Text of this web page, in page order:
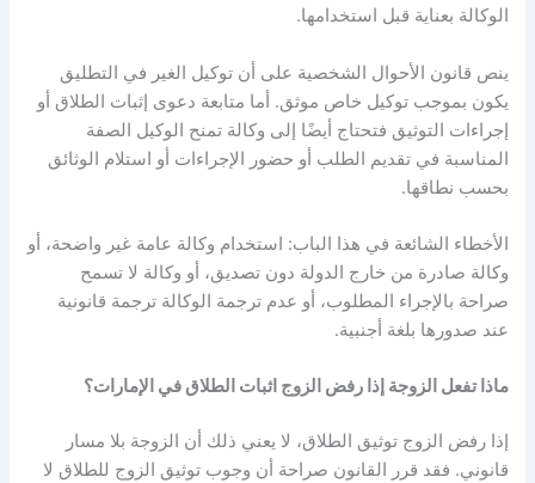
الوكالة بعناية قبل استخدامها.
ينص قانون الأحوال الشخصية على أن توكيل الغير في التطليق
يكون بموجب توكيل خاص موثق. أما متابعة دعوى إثبات الطلاق أو
إجراءات التوثيق فتحتاج أيضًا إلى وكالة تمنح الوكيل الصفة
المناسبة في تقديم الطلب أو حضور الإجراءات أو استلام الوثائق
بحسب نطاقها.
الأخطاء الشائعة في هذا الباب: استخدام وكالة عامة غير واضحة، أو
وكالة صادرة من خارج الدولة دون تصديق، أو وكالة لا تسمح
صراحة بالإجراء المطلوب، أو عدم ترجمة الوكالة ترجمة قانونية
عند صدورها بلغة أجنبية.
ماذا تفعل الزوجة إذا رفض الزوج اثبات الطلاق في الإمارات؟
إذا رفض الزوج توثيق الطلاق، لا يعني ذلك أن الزوجة بلا مسار
قانوني. فقد قرر القانون صراحة أن وجوب توثيق الزوج للطلاق لا